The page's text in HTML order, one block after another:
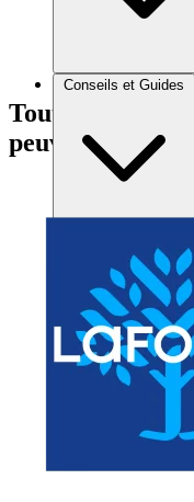
Brèves et actus
Conseils et Guides
Tout comme
peuvent vous